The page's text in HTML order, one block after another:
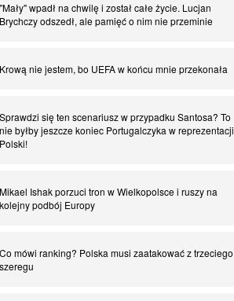
"Mały" wpadł na chwilę i został całe życie. Lucjan
Brychczy odszedł, ale pamięć o nim nie przeminie
Krową nie jestem, bo UEFA w końcu mnie przekonała
Sprawdzi się ten scenariusz w przypadku Santosa? To
nie byłby jeszcze koniec Portugalczyka w reprezentacji
Polski!
Mikael Ishak porzuci tron w Wielkopolsce i ruszy na
kolejny podbój Europy
Co mówi ranking? Polska musi zaatakować z trzeciego
szeregu